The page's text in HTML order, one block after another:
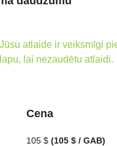
Jūsu atlaide ir veiksmīgi
lapu, lai nezaudētu atlaidi.
Cena
105 $ (105 $ / GAB)